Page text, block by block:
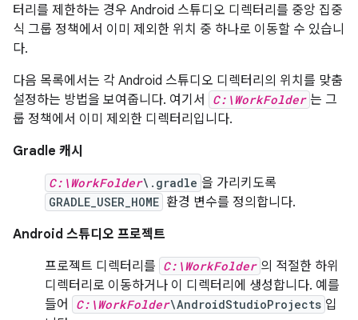
터리를 제한하는 경우 Android 스튜디오 디렉터리를 중앙 집중
식 그룹 정책에서 이미 제외한 위치 중 하나로 이동할 수 있습니
다.
다음 목록에서는 각 Android 스튜디오 디렉터리의 위치를 맞춤
설정하는 방법을 보여줍니다. 여기서
C:\WorkFolder 는 그
룹 정책에서 이미 제외한 디렉터리입니다.
Gradle 캐시
C:\WorkFolder\.gradle 을 가리키도록
GRADLE_USER_HOME 환경 변수를 정의합니다.
Android 스튜디오 프로젝트
프로젝트 디렉터리를 C:\WorkFolder 의 적절한 하위
디렉터리로 이동하거나 이 디렉터리에 생성합니다. 예를
들어
C:\WorkFolder\AndroidStudioProjects 입